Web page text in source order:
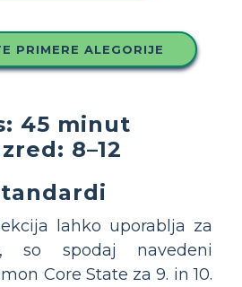
PRIMERE ALEGORIJE
45 minut
8–12
lahko uporablja za
so spodaj navedeni
Core State za 9. in 10.